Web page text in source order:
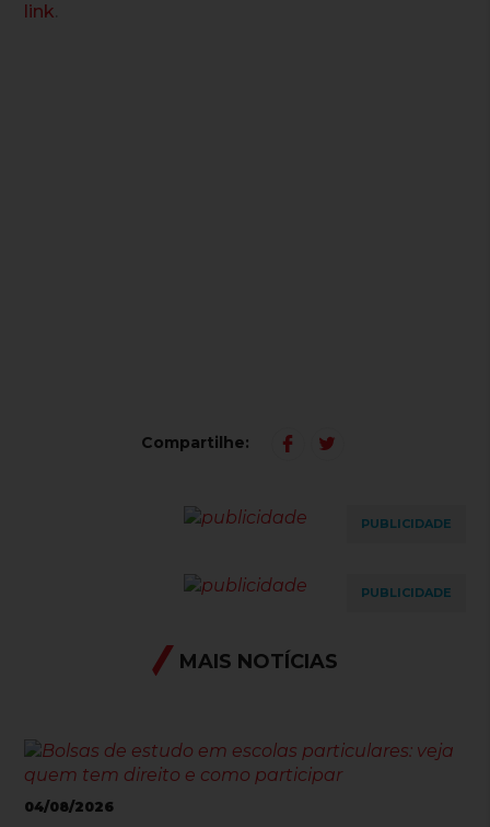
link
Compartilhe:
PUBLICIDADE
PUBLICIDADE
MAIS NOTÍCIAS
04/08/2026